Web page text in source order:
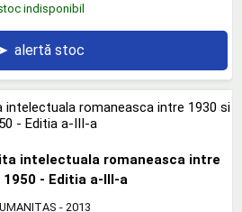
indisponibil
alertă stoc
intelectuala romaneasca intre
1950 - Editia a-III-a
- 2013